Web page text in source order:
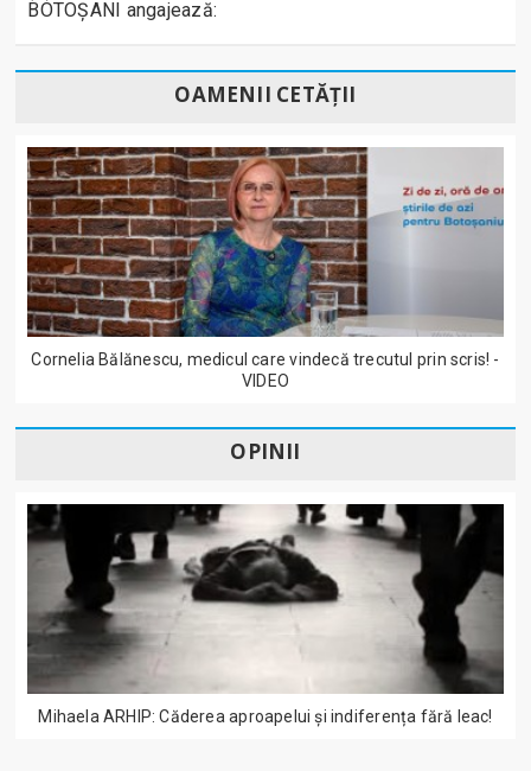
BOTOȘANI angajează:
OAMENII CETĂȚII
Cornelia Bălănescu, medicul care vindecă trecutul prin scris! -
VIDEO
OPINII
Mihaela ARHIP: Căderea aproapelui și indiferența fără leac!